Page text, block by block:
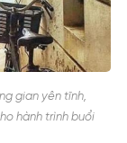
gian yên tĩnh,
hành trình buổi